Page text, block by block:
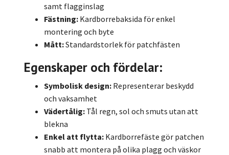
samt flagginslag
Fästning: Kardborrebaksida för enkel
montering och byte
Mått:Standardstorlek för patchfästen
Egenskaper och fördelar:
Symbolisk design: Representerar beskydd
och vaksamhet
Vädertålig: Tål regn, sol och smuts utan att
blekna
Enkel att flytta: Kardborrefäste gör patchen
snabb att montera på olika plagg och väskor